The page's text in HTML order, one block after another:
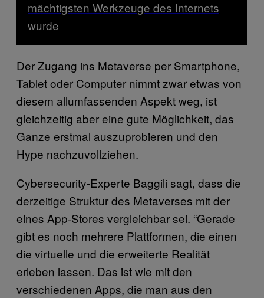
mächtigsten Werkzeuge des Internets
wurde
Der Zugang ins Metaverse per Smartphone,
Tablet oder Computer nimmt zwar etwas von
diesem allumfassenden Aspekt weg, ist
gleichzeitig aber eine gute Möglichkeit, das
Ganze erstmal auszuprobieren und den
Hype nachzuvollziehen.
Cybersecurity-Experte Baggili sagt, dass die
derzeitige Struktur des Metaverses mit der
eines App-Stores vergleichbar sei. “Gerade
gibt es noch mehrere Plattformen, die einen
die virtuelle und die erweiterte Realität
erleben lassen. Das ist wie mit den
verschiedenen Apps, die man aus den